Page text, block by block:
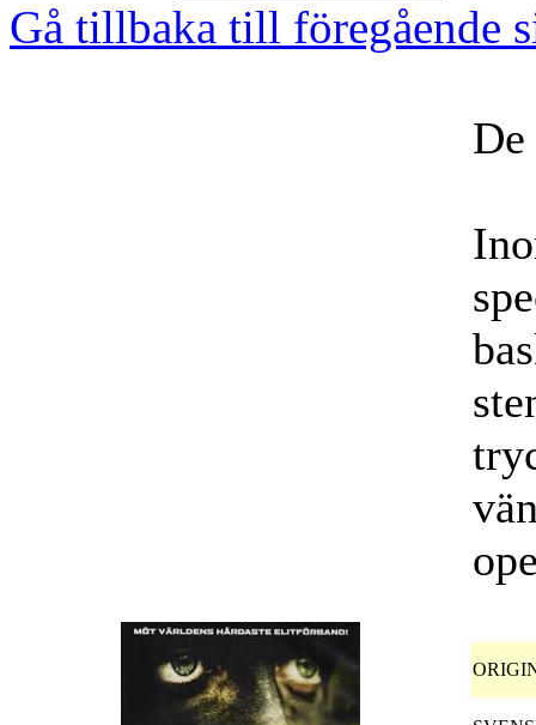
Gå tillbaka till föregående